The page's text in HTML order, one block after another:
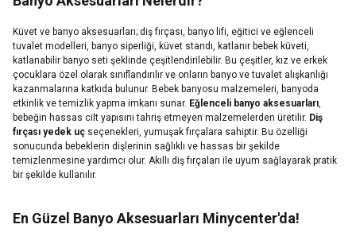
Küvet ve banyo aksesuarları; diş fırçası, banyo lifi, eğitici ve eğlenceli
tuvalet modelleri, banyo siperliği, küvet standı, katlanır bebek küveti,
katlanabilir banyo seti şeklinde çeşitlendirilebilir. Bu çeşitler, kız ve erkek
çocuklara özel olarak sınıflandırılır ve onların banyo ve tuvalet alışkanlığı
kazanmalarına katkıda bulunur. Bebek banyosu malzemeleri, banyoda
etkinlik ve temizlik yapma imkanı sunar. Eğlenceli banyo aksesuarları,
bebeğin hassas cilt yapısını tahriş etmeyen malzemelerden üretilir. Diş
fırçası yedek uç seçenekleri, yumuşak fırçalara sahiptir. Bu özelliği
sonucunda bebeklerin dişlerinin sağlıklı ve hassas bir şekilde
temizlenmesine yardımcı olur. Akıllı diş fırçaları ile uyum sağlayarak pratik
bir şekilde kullanılır.
En Güzel Banyo Aksesuarları Minycenter'da!